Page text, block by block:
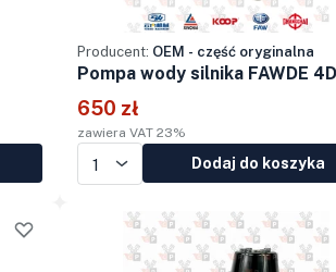
Producent: OEM - część oryginalna
Pompa wody silnika FAWDE
650 zł
zawiera VAT 23%
Dodaj do koszyka